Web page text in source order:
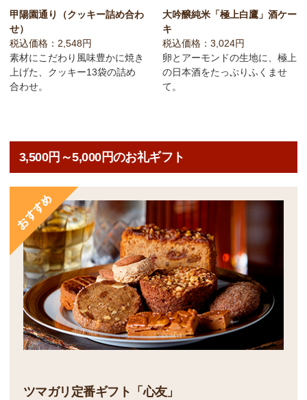
甲陽園通り（クッキー詰め合わ
せ）
税込価格：2,548円
素材にこだわり風味豊かに焼き
上げた、クッキー13袋の詰め
合わせ。
大吟醸純米「極上白鷹」酒ケー
キ
税込価格：3,024円
卵とアーモンドの生地に、極上
の日本酒をたっぷりふくませ
て。
3,500円～5,000円のお礼ギフト
ツマガリ定番ギフト「心友」